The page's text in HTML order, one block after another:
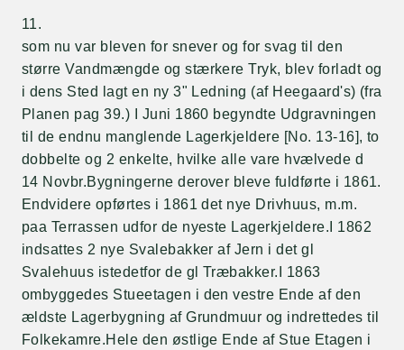
11.
som nu var bleven for snever og for svag til den
større Vandmængde og stærkere Tryk, blev forladt og
i dens Sted lagt en ny 3" Ledning (af Heegaard's) (fra
Planen pag 39.) I Juni 1860 begyndte Udgravningen
til de endnu manglende Lagerkjeldere [No. 13-16], to
dobbelte og 2 enkelte, hvilke alle vare hvælvede d
14 Novbr.Bygningerne derover bleve fuldførte i 1861.
Endvidere opførtes i 1861 det nye Drivhuus, m.m.
paa Terrassen udfor de nyeste Lagerkjeldere.I 1862
indsattes 2 nye Svalebakker af Jern i det gl
Svalehuus istedetfor de gl Træbakker.I 1863
ombyggedes Stueetagen i den vestre Ende af den
ældste Lagerbygning af Grundmuur og indrettedes til
Folkekamre.Hele den østlige Ende af Stue Etagen i